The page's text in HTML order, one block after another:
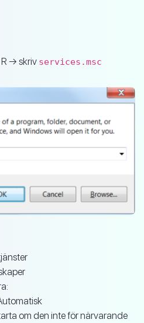
→ skriv services.msc
om den inte för närvarande